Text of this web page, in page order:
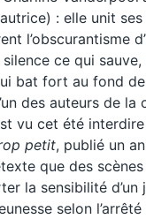
: elle unit
l’obscurantisme
ce qui sauve,
bat fort au fond
des auteurs de la
vu cet été
petit, publié un
que des
la sensibilité d’un
selon